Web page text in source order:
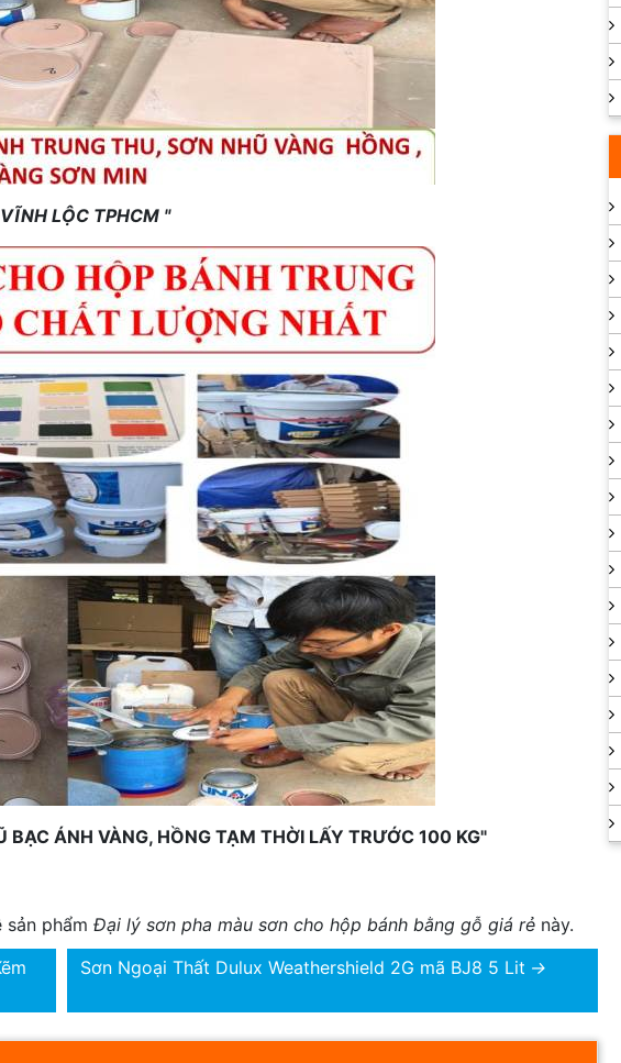
LỘC TPHCM "
ÁNH VÀNG, HỒNG TẠM THỜI LẤY TRƯỚC 100 KG"
phẩm Đại lý sơn pha màu sơn cho hộp bánh bằng gỗ giá rẻ này.
Sơn Ngoại Thất Dulux Weathershield 2G mã BJ8 5 Lit →